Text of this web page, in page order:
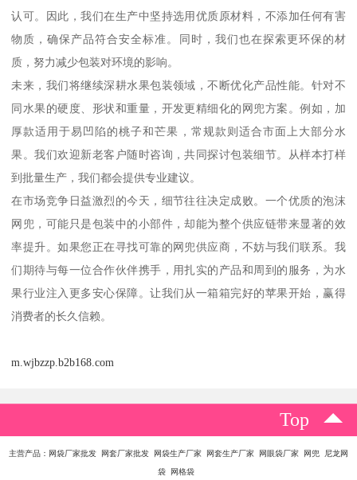
认可。因此，我们在生产中坚持选用优质原材料，不添加任何有害
物质，确保产品符合安全标准。同时，我们也在探索更环保的材
质，努力减少包装对环境的影响。
未来，我们将继续深耕水果包装领域，不断优化产品性能。针对不
同水果的硬度、形状和重量，开发更精细化的网兜方案。例如，加
厚款适用于易凹陷的桃子和芒果，常规款则适合市面上大部分水
果。我们欢迎新老客户随时咨询，共同探讨包装细节。从样本打样
到批量生产，我们都会提供专业建议。
在市场竞争日益激烈的今天，细节往往决定成败。一个优质的泡沫
网兜，可能只是包装中的小部件，却能为整个供应链带来显著的效
率提升。如果您正在寻找可靠的网兜供应商，不妨与我们联系。我
们期待与每一位合作伙伴携手，用扎实的产品和周到的服务，为水
果行业注入更多安心保障。让我们从一箱箱完好的苹果开始，赢得
消费者的长久信赖。
m.wjbzzp.b2b168.com
Top
主营产品：网袋厂家批发 网套厂家批发 网袋生产厂家 网套生产厂家 网眼袋厂家 网兜 尼龙网
袋 网格袋